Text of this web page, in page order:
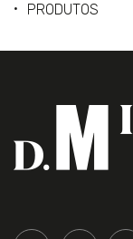
PRODUTOS